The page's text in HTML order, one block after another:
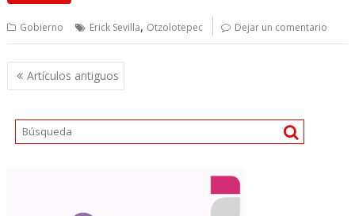
Gobierno Erick Sevilla, Otzolotepec Dejar un comentario
N
a
Artículos antiguos